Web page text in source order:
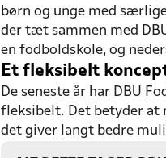
børn og unge med
der tæt sammen med
en fodboldskole, og
Et fleksibelt
De seneste år har DBU
fleksibelt. Det betyder at
det giver langt bedre